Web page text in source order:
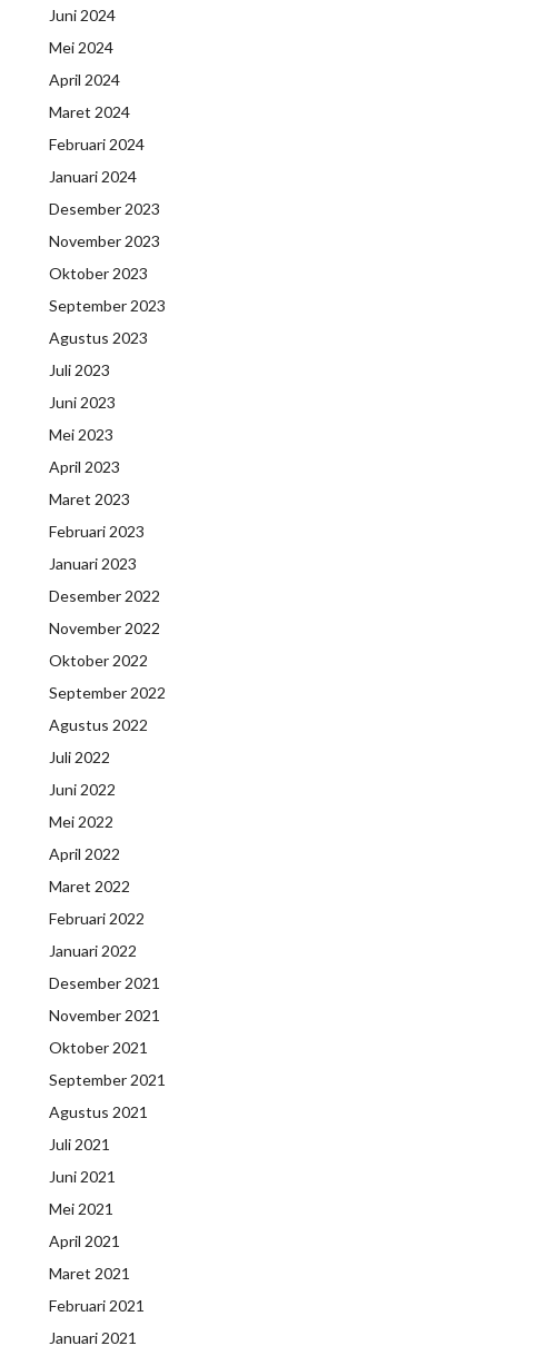
Juni 2024
Mei 2024
April 2024
Maret 2024
Februari 2024
Januari 2024
Desember 2023
November 2023
Oktober 2023
September 2023
Agustus 2023
Juli 2023
Juni 2023
Mei 2023
April 2023
Maret 2023
Februari 2023
Januari 2023
Desember 2022
November 2022
Oktober 2022
September 2022
Agustus 2022
Juli 2022
Juni 2022
Mei 2022
April 2022
Maret 2022
Februari 2022
Januari 2022
Desember 2021
November 2021
Oktober 2021
September 2021
Agustus 2021
Juli 2021
Juni 2021
Mei 2021
April 2021
Maret 2021
Februari 2021
Januari 2021